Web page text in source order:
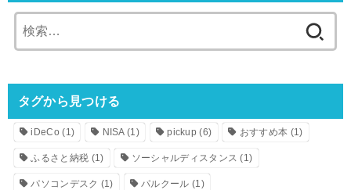
索:
タグから見つける
iDeCo (1) NISA(1) pickup (6) おすすめ本 (1)
ふるさと納税 (1) ソーシャルディスタンス (1)
パソコンデスク (1) パルクール (1)